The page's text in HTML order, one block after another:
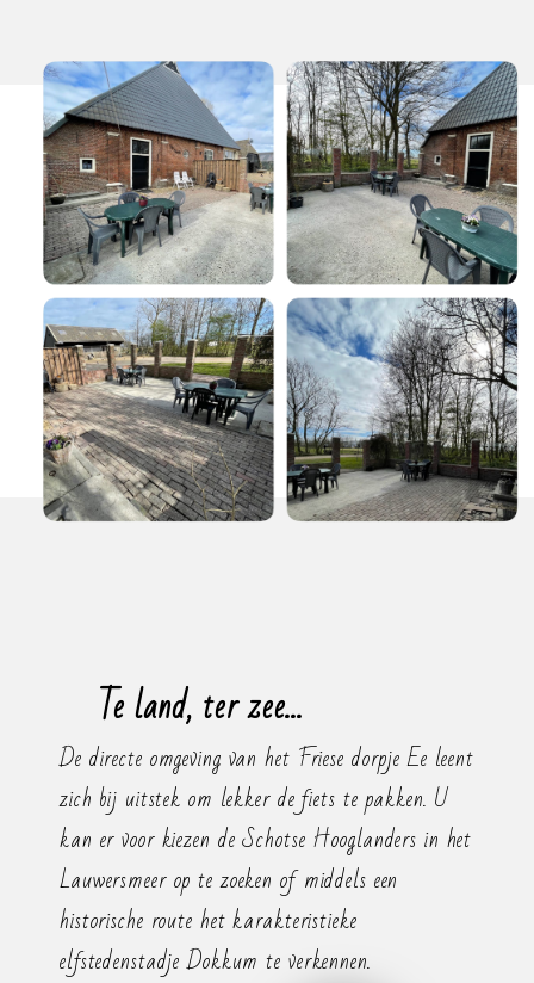
Te land, ter zee...
De directe omgeving van het Friese dorpje Ee leent
zich bij uitstek om lekker de fiets te pakken. U
kan er voor kiezen de Schotse Hooglanders in het
Lauwersmeer op te zoeken of middels een
historische route het karakteristieke
elfstedenstadje Dokkum te verkennen.